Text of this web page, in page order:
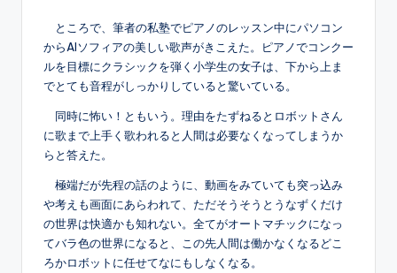
ところで、筆者の私塾でピアノのレッスン中にパソコン
からAIソフィアの美しい歌声がきこえた。ピアノでコンクー
ルを目標にクラシックを弾く小学生の女子は、下から上ま
でとても音程がしっかりしていると驚いている。
同時に怖い！ともいう。理由をたずねるとロボットさん
に歌まで上手く歌われると人間は必要なくなってしまうか
らと答えた。
極端だが先程の話のように、動画をみていても突っ込み
や考えも画面にあらわれて、ただそうそうとうなずくだけ
の世界は快適かも知れない。全てがオートマチックになっ
てバラ色の世界になると、この先人間は働かなくなるどこ
ろかロボットに任せてなにもしなくなる。